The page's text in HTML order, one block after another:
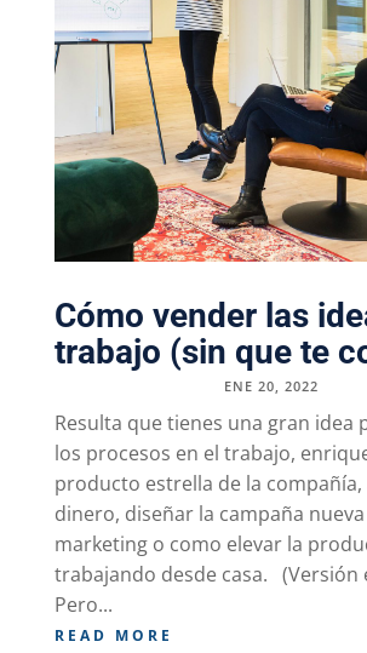
Cómo vender las
trabajo (sin que te
ENE 20, 2022
Resulta que tienes una gran idea
los procesos en el trabajo,
producto estrella de la
dinero, diseñar la campaña
marketing o como elevar la
trabajando desde casa. (Versión
Pero...
READ MORE